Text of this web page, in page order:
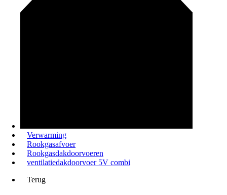
Verwarming
Rookgasafvoer
Rookgasdakdoorvoeren
ventilatiedakdoorvoer 5V combi
Terug